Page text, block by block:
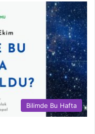
Bilimde Bu Hafta